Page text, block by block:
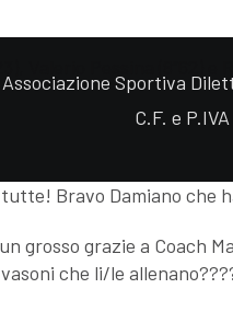
Associazione Sportiva
C.F. e
Bravo Damiano che
grosso grazie a Coach
che li/le